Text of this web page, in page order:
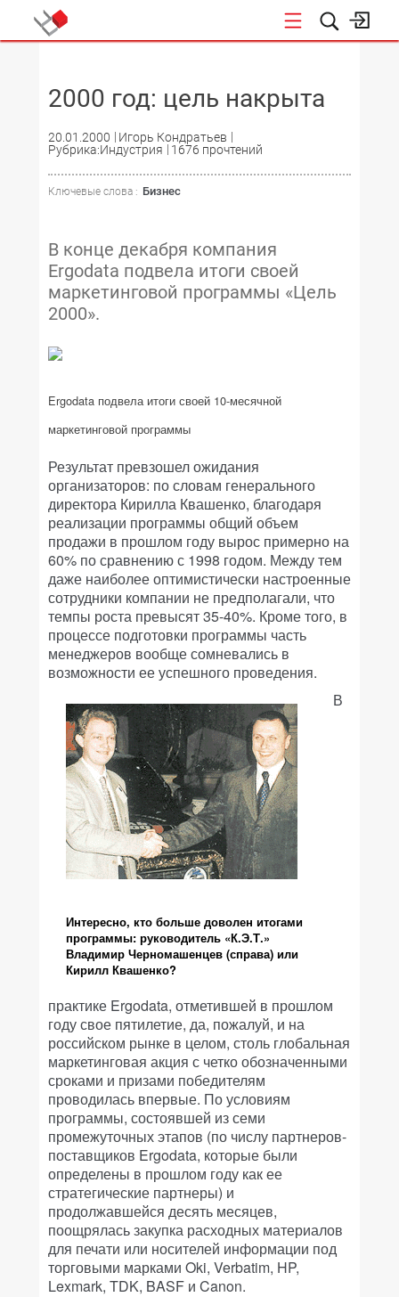
2000 год: цель накрыта
20.01.2000
Игорь Кондратьев
Рубрика:Индустрия
1676 прочтений
Ключевые слова : Бизнес
В конце декабря компания
Ergodata подвела итоги своей
маркетинговой программы «Цель
2000».
Ergodata подвела итоги своей 10-месячной
маркетинговой программы
Результат превзошел ожидания
организаторов: по словам генерального
директора Кирилла Квашенко, благодаря
реализации программы общий объем
продажи в прошлом году вырос примерно на
60% по сравнению с 1998 годом. Между тем
даже наиболее оптимистически настроенные
сотрудники компании не предполагали, что
темпы роста превысят 35-40%. Кроме того, в
процессе подготовки программы часть
менеджеров вообще сомневались в
возможности ее успешного проведения.
Интересно, кто больше доволен итогами
программы: руководитель «К.Э.Т.»
Владимир Черномашенцев (справа) или
Кирилл Квашенко?
В
практике Ergodata, отметившей в прошлом
году свое пятилетие, да, пожалуй, и на
российском рынке в целом, столь глобальная
маркетинговая акция с четко обозначенными
сроками и призами победителям
проводилась впервые. По условиям
программы, состоявшей из семи
промежуточных этапов (по числу партнеров-
поставщиков Ergodata, которые были
определены в прошлом году как ее
стратегические партнеры) и
продолжавшейся десять месяцев,
поощрялась закупка расходных материалов
для печати или носителей информации под
торговыми марками Oki, Verbatim, HP,
Lexmark, TDK, BASF и Canon.